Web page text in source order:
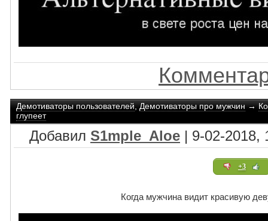
Демотиваторы пользователей,Демотиваторы про мужчин→
глупеет
Добавил S1mple_Aloe | 9-02-2018,
+3
Когда мужчина видит красивую